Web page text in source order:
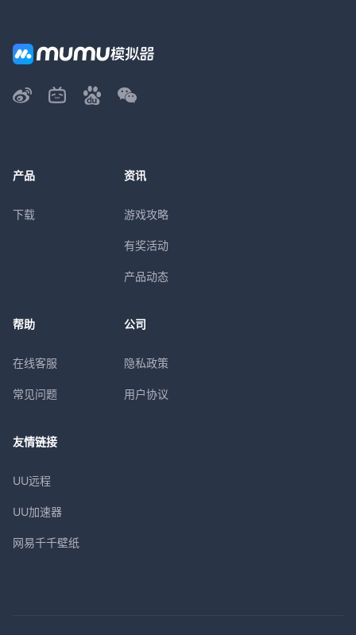
产品
下载
资讯
游戏攻略
有奖活动
产品动态
帮助
在线客服
常见问题
公司
隐私政策
用户协议
友情链接
UU远程
UU加速器
网易千千壁纸